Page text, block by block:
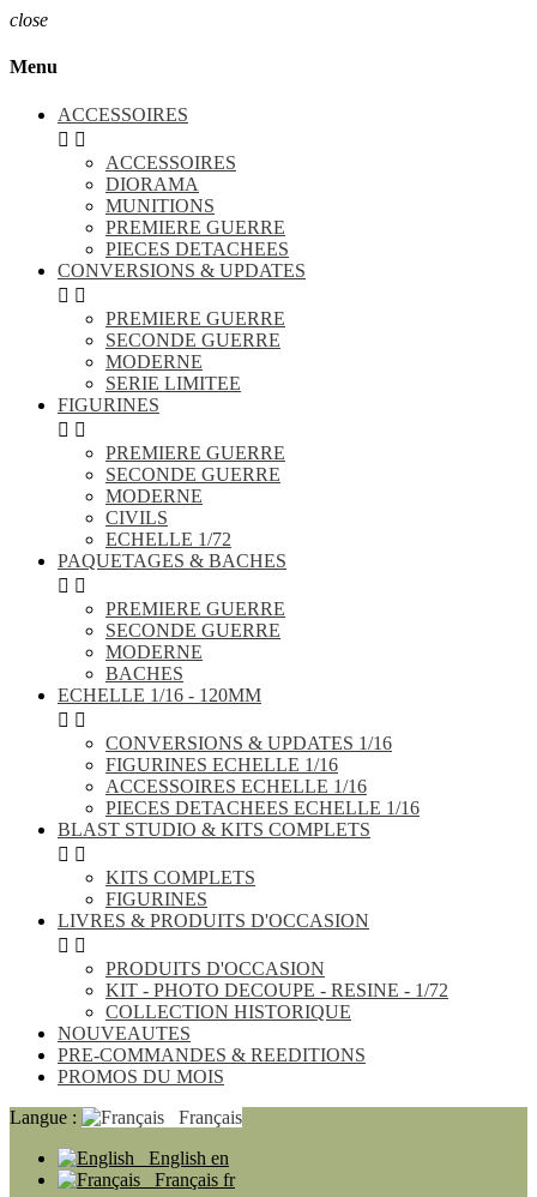
close
Menu
ACCESSOIRES
 
ACCESSOIRES
DIORAMA
MUNITIONS
PREMIERE GUERRE
PIECES DETACHEES
CONVERSIONS & UPDATES
 
PREMIERE GUERRE
SECONDE GUERRE
MODERNE
SERIE LIMITEE
FIGURINES
 
PREMIERE GUERRE
SECONDE GUERRE
MODERNE
CIVILS
ECHELLE 1/72
PAQUETAGES & BACHES
 
PREMIERE GUERRE
SECONDE GUERRE
MODERNE
BACHES
ECHELLE 1/16 - 120MM
 
CONVERSIONS & UPDATES 1/16
FIGURINES ECHELLE 1/16
ACCESSOIRES ECHELLE 1/16
PIECES DETACHEES ECHELLE 1/16
BLAST STUDIO & KITS COMPLETS
 
KITS COMPLETS
FIGURINES
LIVRES & PRODUITS D'OCCASION
 
PRODUITS D'OCCASION
KIT - PHOTO DECOUPE - RESINE - 1/72
COLLECTION HISTORIQUE
NOUVEAUTES
PRE-COMMANDES & REEDITIONS
PROMOS DU MOIS
Langue :
Français
English en
Français fr